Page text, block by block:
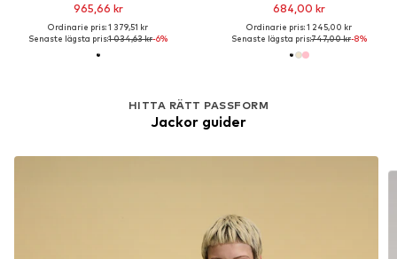
965,66 kr
Ordinarie pris: 1 379,51 kr
Senaste lägsta pris:1 034,63 kr-6%
684,00 kr
Ordinarie pris: 1 245,00 kr
Senaste lägsta pris:747,00 kr-8%
HITTA RÄTT PASSFORM
Jackor guider